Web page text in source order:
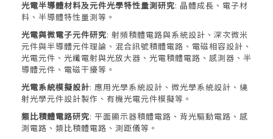
光電半導體材料及元件光學特性量測研究: 晶體成長、電子材
料、半導體特性量測等。
光電與微電子元件研究: 射頻積體電路與系統設計、深次微米
元件與半導體元件理論、混合訊號積體電路、電磁相容設計、
光電元件、光纖電射與光放大器、光電積體電路、感測器、半
導體元件、電磁干擾等。
光電系統模擬設計: 應用光學系統設計、微光學系統設計、繞
射光學元件設計製作、有機光電元件模擬等。
類比積體電路研究: 平面顯示器積體電路、背光驅動電路、感
測電路、類比積體電路、測距儀等。